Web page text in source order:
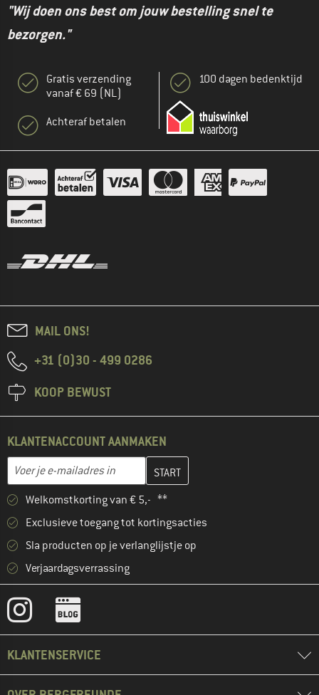
"Wij doen ons best om jouw bestelling snel te
bezorgen."
Gratis verzending
vanaf € 69 (NL)
Achteraf betalen
100 dagen bedenktijd
MAIL ONS!
+31 (0)30 - 499 0286
KOOP BEWUST
KLANTENACCOUNT AANMAKEN
E-mailadres
Vul je e-mailadres hier in en maak in de volgende stap je
Welkomstkorting van € 5,- **
Exclusieve toegang tot kortingsacties
Sla producten op je verlanglijstje op
Verjaardagsverrassing
KLANTENSERVICE